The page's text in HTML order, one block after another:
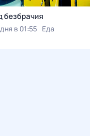
безбрачия
в 01:55 Еда